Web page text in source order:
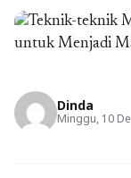
Dinda
Minggu, 10